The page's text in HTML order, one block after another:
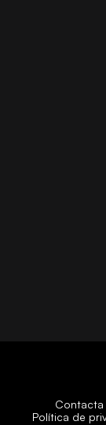
Política de